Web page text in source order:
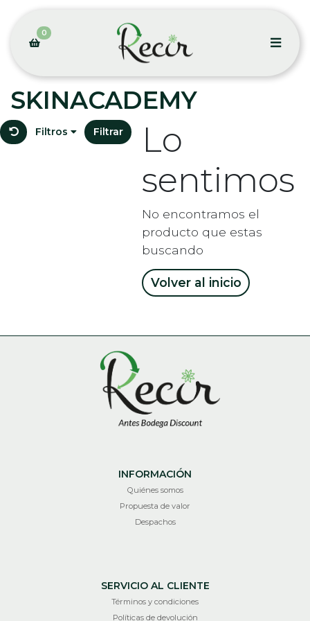
0
SKINACADEMY
Filtros Filtrar
Lo
sentimos
No encontramos el
producto que estas
buscando
Volver al inicio
INFORMACIÓN
Quiénes somos
Propuesta de valor
Despachos
SERVICIO AL CLIENTE
Términos y condiciones
Políticas de devolución